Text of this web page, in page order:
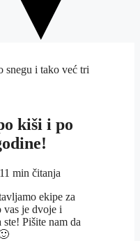
kiši i po
11 min čitanja
ekipe za
vas je dvoje i
Pišite nam da